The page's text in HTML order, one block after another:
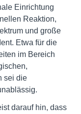
Einrichtung
Reaktion,
und große
Etwa für die
im Bereich
sei die
darauf hin, dass